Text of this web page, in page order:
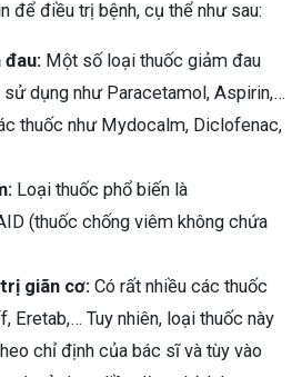
để điều trị bệnh, cụ thể như sau:
đau: Một số loại thuốc giảm đau
dụng như Paracetamol, Aspirin,…
thuốc như Mydocalm, Diclofenac,
Loại thuốc phổ biến là
(thuốc chống viêm không chứa
giãn cơ: Có rất nhiều các thuốc
Eretab,… Tuy nhiên, loại thuốc này
chỉ định của bác sĩ và tùy vào